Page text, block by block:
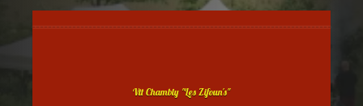
Vtt Chambly "Les Zifoun's"